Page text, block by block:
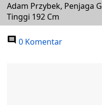
Adam Przybek, Penjaga
Tinggi 192 Cm
0 Komentar